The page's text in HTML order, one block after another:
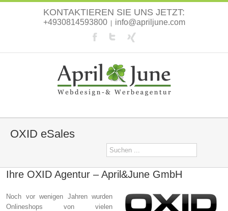
KONTAKTIEREN SIE UNS JETZT:
+4930814593800 info@apriljune.com
OXID eSales
Ihre OXID Agentur – April&June GmbH
Noch vor wenigen Jahren wurden
Onlineshops von vielen